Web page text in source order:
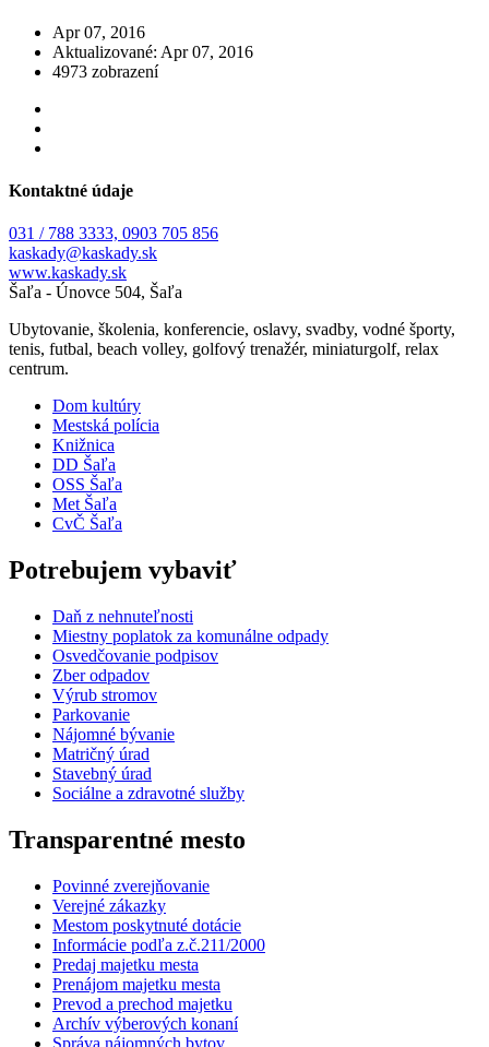
Apr 07, 2016
Aktualizované: Apr 07, 2016
4973 zobrazení
Kontaktné údaje
031 / 788 3333, 0903 705 856
kaskady@kaskady.sk
www.kaskady.sk
Šaľa - Únovce 504, Šaľa
Ubytovanie, školenia, konferencie, oslavy, svadby, vodné športy,
tenis, futbal, beach volley, golfový trenažér, miniaturgolf, relax
centrum.
Dom kultúry
Mestská polícia
Knižnica
DD Šaľa
OSS Šaľa
Met Šaľa
CvČ Šaľa
Potrebujem vybaviť
Daň z nehnuteľnosti
Miestny poplatok za komunálne odpady
Osvedčovanie podpisov
Zber odpadov
Výrub stromov
Parkovanie
Nájomné bývanie
Matričný úrad
Stavebný úrad
Sociálne a zdravotné služby
Transparentné mesto
Povinné zverejňovanie
Verejné zákazky
Mestom poskytnuté dotácie
Informácie podľa z.č.211/2000
Predaj majetku mesta
Prenájom majetku mesta
Prevod a prechod majetku
Archív výberových konaní
Správa nájomných bytov